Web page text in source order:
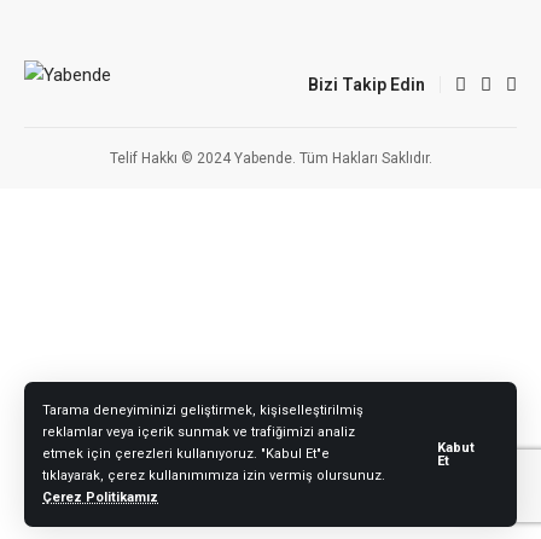
Tarama deneyiminizi geliştirmek, kişiselleştirilmiş
reklamlar veya içerik sunmak ve trafiğimizi analiz
etmek için çerezleri kullanıyoruz. "Kabul Et"e
tıklayarak, çerez kullanımımıza izin vermiş olursunuz.
Çerez Politikamız
Kabut
Et
Bizi Takip Edin
Telif Hakkı © 2024 Yabende. Tüm Hakları Saklıdır.